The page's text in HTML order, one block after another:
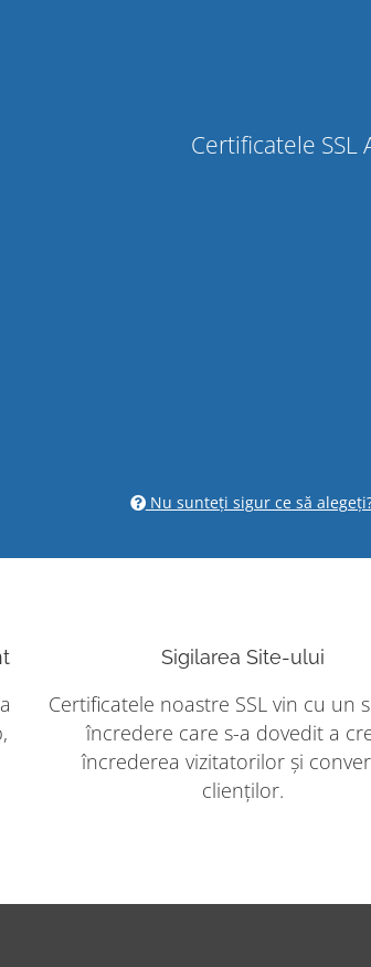
Certificatele SSL
Nu sunteți sigur ce să
Sigilarea Site-ului
Certificatele noastre SSL vin cu un
încredere care s-a dovedit a
încrederea vizitatorilor și
clienților.